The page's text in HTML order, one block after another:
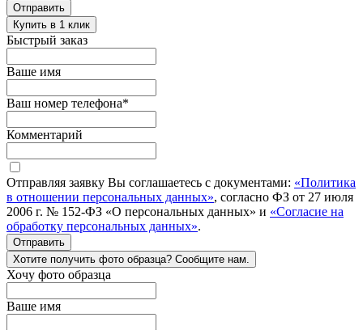
Отправить
Купить в 1 клик
Быстрый заказ
Ваше имя
Ваш номер телефона*
Комментарий
Отправляя заявку Вы соглашаетесь с документами: «Политика
в отношении персональных данных», согласно ФЗ от 27 июля
2006 г. № 152-ФЗ «О персональных данных» и «Согласие на
обработку персональных данных».
Отправить
Хотите получить фото образца? Сообщите нам.
Хочу фото образца
Ваше имя